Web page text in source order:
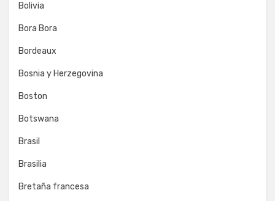
Bolivia
Bora Bora
Bordeaux
Bosnia y Herzegovina
Boston
Botswana
Brasil
Brasilia
Bretaña francesa